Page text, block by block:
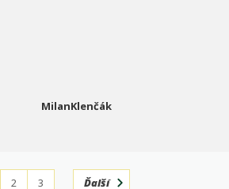
MilanKlenčák
2
3
Ďalší